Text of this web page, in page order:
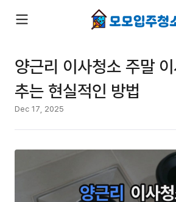
양근리 이사청소 주말
추는 현실적인 방법
Dec 17, 2025